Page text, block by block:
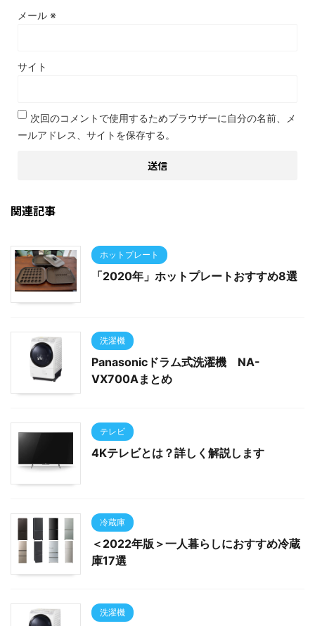
メール ※
サイト
次回のコメントで使用するためブラウザーに自分の名前、メ
ールアドレス、サイトを保存する。
関連記事
ホットプレート
「2020年」ホットプレートおすすめ8選
洗濯機
Panasonicドラム式洗濯機 NA-
VX700Aまとめ
テレビ
4Kテレビとは？詳しく解説します
冷蔵庫
＜2022年版＞一人暮らしにおすすめ冷蔵
庫17選
洗濯機